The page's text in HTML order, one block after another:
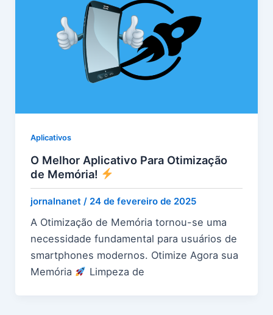
Aplicativos
O Melhor Aplicativo Para Otimização
de Memória!
jornalnanet / 24 de fevereiro de 2025
A Otimização de Memória tornou-se uma
necessidade fundamental para usuários de
smartphones modernos. Otimize Agora sua
Memória
Limpeza de